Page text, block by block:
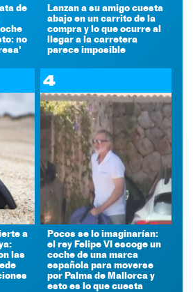
de
no
Lanzan a su amigo cuesta
abajo en un carrito de la
compra y lo que ocurre al
llegar a la carretera
parece imposible
a
las
4
Pocos se lo imaginarían:
el rey Felipe VI escoge un
coche de una marca
española para moverse
por Palma de Mallorca y
esto es lo que cuesta